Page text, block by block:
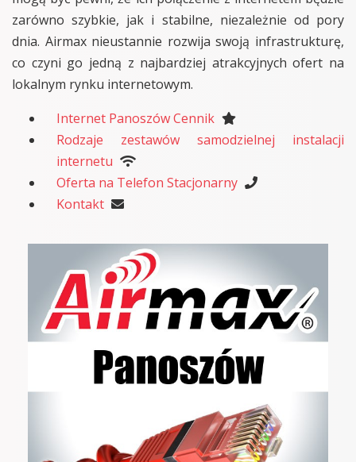
zarówno szybkie, jak i stabilne, niezależnie od pory
dnia. Airmax nieustannie rozwija swoją infrastrukturę,
co czyni go jedną z najbardziej atrakcyjnych ofert na
lokalnym rynku internetowym.
Internet Panoszów Cennik
Rodzaje zestawów samodzielnej instalacji
internetu
Oferta na Telefon Stacjonarny
Kontakt